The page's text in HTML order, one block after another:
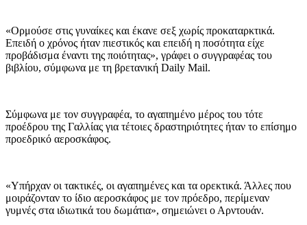
«Ορμούσε στις γυναίκες και έκανε σεξ χωρίς προκαταρκτικά.
Επειδή ο χρόνος ήταν πιεστικός και επειδή η ποσότητα είχε
προβάδισμα έναντι της ποιότητας», γράφει ο συγγραφέας του
βιβλίου, σύμφωνα με τη βρετανική Daily Mail.
Σύμφωνα με τον συγγραφέα, το αγαπημένο μέρος του τότε
προέδρου της Γαλλίας για τέτοιες δραστηριότητες ήταν το επίσημο
προεδρικό αεροσκάφος.
«Υπήρχαν οι τακτικές, οι αγαπημένες και τα ορεκτικά. Άλλες που
μοιράζονταν το ίδιο αεροσκάφος με τον πρόεδρο, περίμεναν
γυμνές στα ιδιωτικά του δωμάτια», σημειώνει ο Αρντουάν.